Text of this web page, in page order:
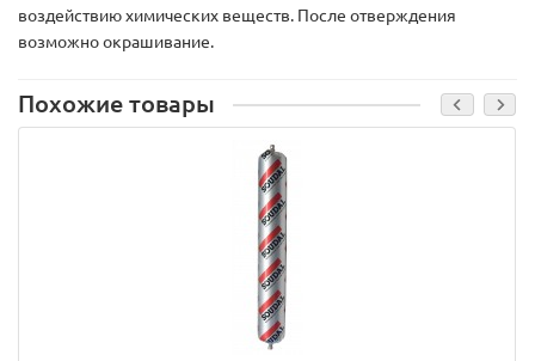
воздействию химических веществ. После отверждения
возможно окрашивание.
Похожие товары